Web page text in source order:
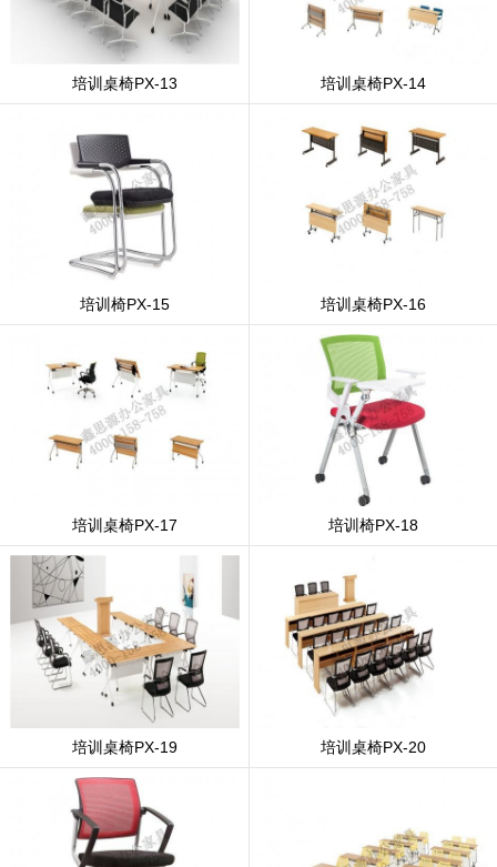
培训桌椅PX-13 培训桌椅PX-14
培训椅PX-15 培训桌椅PX-16
培训桌椅PX-17 培训椅PX-18
培训桌椅PX-19 培训桌椅PX-20